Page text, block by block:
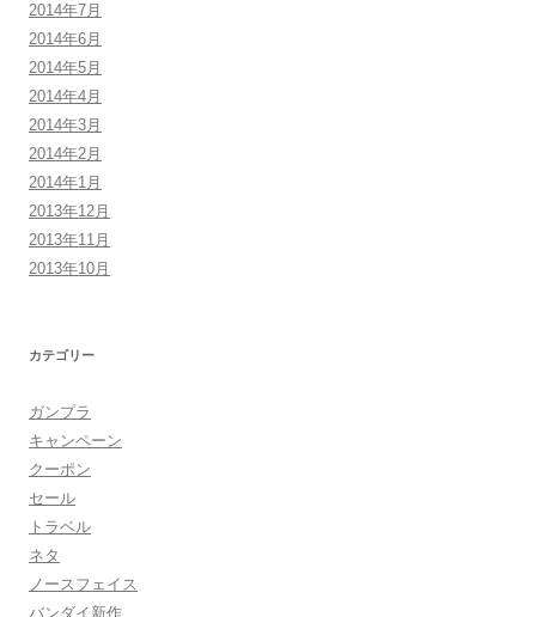
2014年7月
2014年6月
2014年5月
2014年4月
2014年3月
2014年2月
2014年1月
2013年12月
2013年11月
2013年10月
カテゴリー
ガンプラ
キャンペーン
クーポン
セール
トラベル
ネタ
ノースフェイス
バンダイ新作